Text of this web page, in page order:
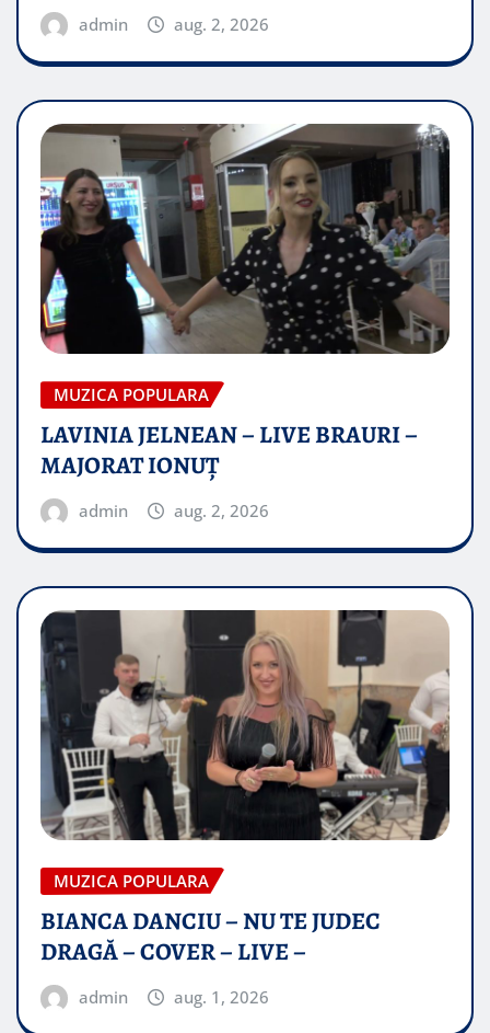
admin aug. 2, 2026
MUZICA POPULARA
LAVINIA JELNEAN – LIVE BRAURI –
MAJORAT IONUŢ
admin aug. 2, 2026
MUZICA POPULARA
BIANCA DANCIU – NU TE JUDEC
DRAGĂ – COVER – LIVE –
admin aug. 1, 2026